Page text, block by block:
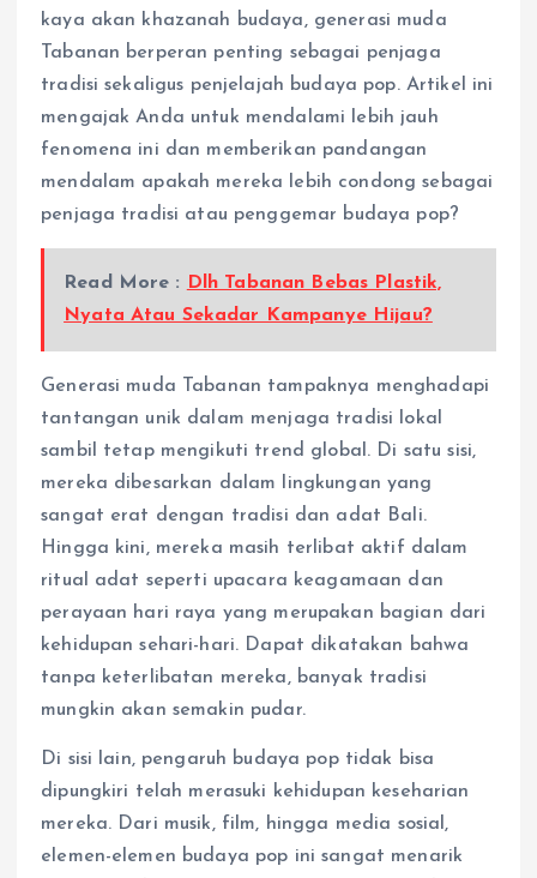
kaya akan khazanah budaya, generasi muda
Tabanan berperan penting sebagai penjaga
tradisi sekaligus penjelajah budaya pop. Artikel ini
mengajak Anda untuk mendalami lebih jauh
fenomena ini dan memberikan pandangan
mendalam apakah mereka lebih condong sebagai
penjaga tradisi atau penggemar budaya pop?
Read More : Dlh Tabanan Bebas Plastik,
Nyata Atau Sekadar Kampanye Hijau?
Generasi muda Tabanan tampaknya menghadapi
tantangan unik dalam menjaga tradisi lokal
sambil tetap mengikuti trend global. Di satu sisi,
mereka dibesarkan dalam lingkungan yang
sangat erat dengan tradisi dan adat Bali.
Hingga kini, mereka masih terlibat aktif dalam
ritual adat seperti upacara keagamaan dan
perayaan hari raya yang merupakan bagian dari
kehidupan sehari-hari. Dapat dikatakan bahwa
tanpa keterlibatan mereka, banyak tradisi
mungkin akan semakin pudar.
Di sisi lain, pengaruh budaya pop tidak bisa
dipungkiri telah merasuki kehidupan keseharian
mereka. Dari musik, film, hingga media sosial,
elemen-elemen budaya pop ini sangat menarik